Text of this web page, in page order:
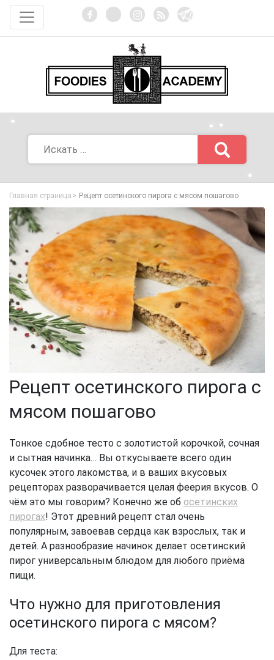
Главная страница Рецепт осетинского пирога с мясом пошагово
Рецепт осетинского пирога с
мясом пошагово
Тонкое сдобное тесто с золотистой корочкой, сочная
и сытная начинка… Вы откусываете всего один
кусочек этого лакомства, и в ваших вкусовых
рецепторах разворачивается целая феерия вкусов. О
чём это мы говорим? Конечно же об осетинских
пирогах! Этот древний рецепт стал очень
популярным, завоевав сердца как взрослых, так и
детей. А разнообразие начинок делает осетинский
пирог универсальным блюдом для любого приёма
пищи.
Что нужно для приготовления
осетинского пирога с мясом?
Для теста: